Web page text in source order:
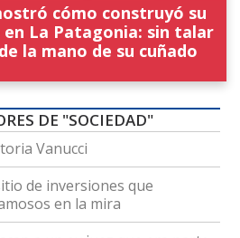
cómo construyó su
La Patagonia: sin talar
la mano de su cuñado
DE "SOCIEDAD"
Vanucci
de inversiones que
en la mira